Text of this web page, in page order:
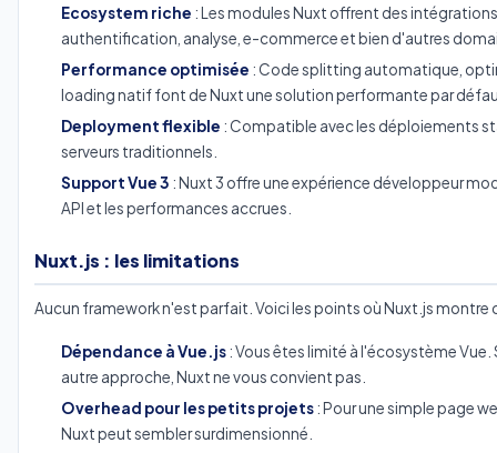
Ecosystem riche : Les modules Nuxt offrent des
authentification, analyse, e-commerce et bien d'autres
Performance optimisée : Code splitting automatique,
loading natif font de Nuxt une solution performante par
Deployment flexible : Compatible avec les déploiements
serveurs traditionnels.
Support Vue 3 : Nuxt 3 offre une expérience développeur
API et les performances accrues.
Nuxt.js : les limitations
Aucun framework n'est parfait. Voici les points où Nuxt.js montre
Dépendance à Vue.js: Vous êtes limité à l'écosystème Vue.
autre approche, Nuxt ne vous convient pas.
Overhead pour les petits projets: Pour une simple page
Nuxt peut sembler surdimensionné.